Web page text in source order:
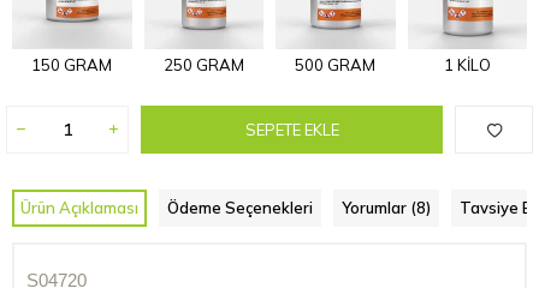
150 GRAM 250 GRAM 500 GRAM 1 KİLO
SEPETE EKLE
Ürün Açıklaması Ödeme Seçenekleri Yorumlar (8) Tavsiye Et
S04720